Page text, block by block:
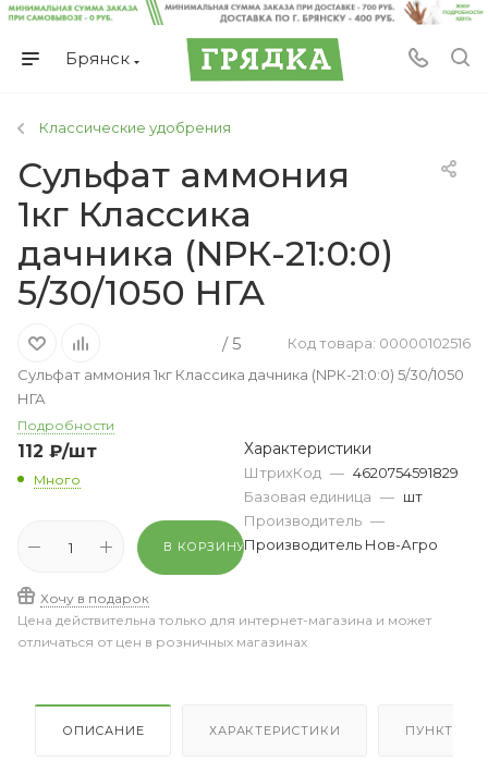
Брянск
Классические удобрения
Сульфат аммония
1кг Классика
дачника (NРК-21:0:0)
5/30/1050 НГА
/ 5
Код товара: 00000102516
Сульфат аммония 1кг Классика дачника (NРК-21:0:0) 5/30/1050
НГА
Подробности
112 ₽/шт
Много
В КОРЗИНУ
Хочу в подарок
Характеристики
ШтрихКод — 4620754591829
Базовая единица — шт
Производитель —
Производитель Нов-Агро
Цена действительна только для интернет-магазина и может
отличаться от цен в розничных магазинах
ОПИСАНИЕ ХАРАКТЕРИСТИКИ ПУНКТЫ